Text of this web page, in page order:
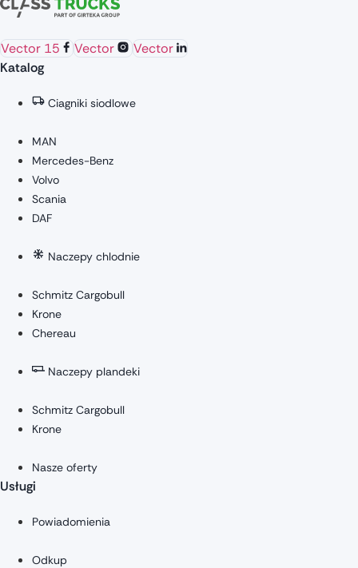
Vector 15 Vector
Vector
Katalog
Ciagniki siodlowe
MAN
Mercedes-Benz
Volvo
Scania
DAF
Naczepy chlodnie
Schmitz Cargobull
Krone
Chereau
Naczepy plandeki
Schmitz Cargobull
Krone
Nasze oferty
Usługi
Powiadomienia
Odkup